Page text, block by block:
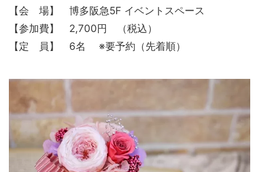
【会 場】 博多阪急5F イベントスペース
【参加費】 2,700円 （税込）
【定 員】 6名 ※要予約（先着順）